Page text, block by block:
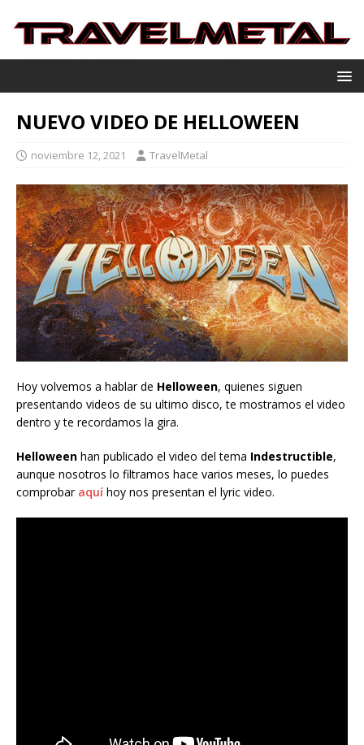
NUEVO VIDEO DE HELLOWEEN
noviembre 12, 2021 TravelMetal
Hoy volvemos a hablar de Helloween, quienes siguen
presentando videos de su ultimo disco, te mostramos el video
dentro y te recordamos la gira.
Helloween han publicado el video del tema Indestructible,
aunque nosotros lo filtramos hace varios meses, lo puedes
comprobar aquí hoy nos presentan el lyric video.